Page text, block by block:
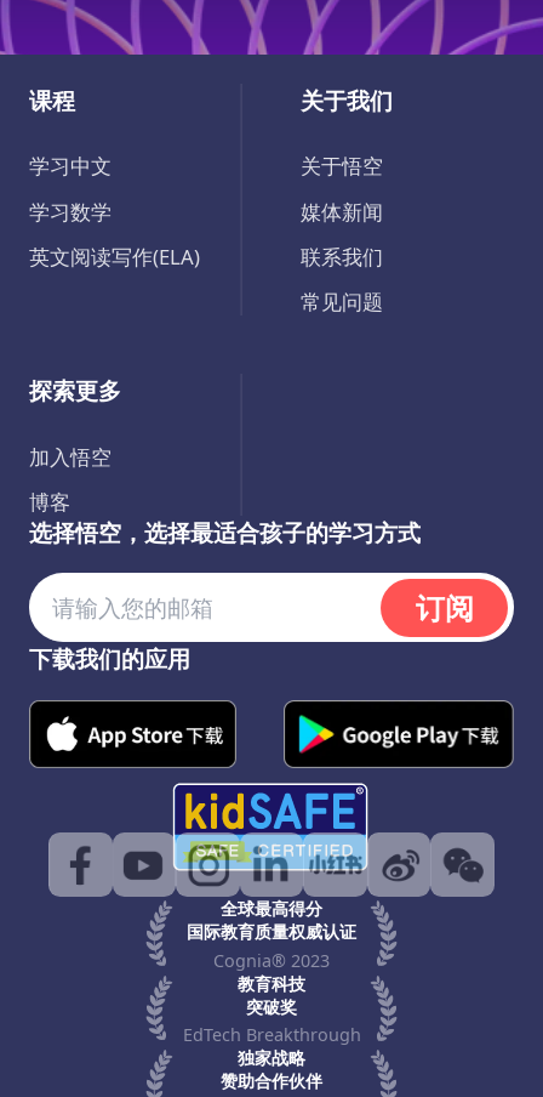
课程
学习中文
学习数学
英文阅读写作(ELA)
关于我们
关于悟空
媒体新闻
联系我们
常见问题
探索更多
加入悟空
博客
选择悟空，选择最适合孩子的学习方式
订阅
下载我们的应用
全球最高得分
国际教育质量权威认证
Cognia® 2023
教育科技
突破奖
EdTech Breakthrough
独家战略
赞助合作伙伴